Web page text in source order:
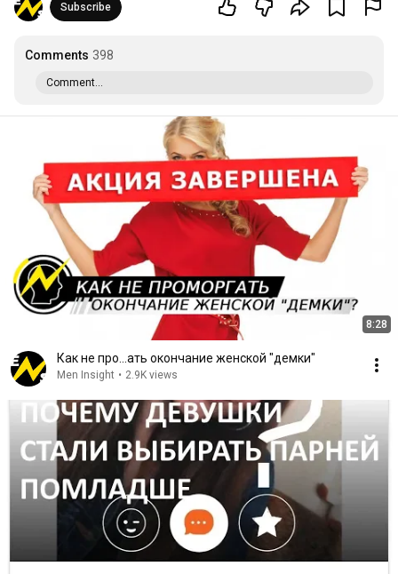
Subscribe
Comments 398
Comment...
8:28
Как не про...ать окончание женской "демки"
Men Insight • 2.9K views